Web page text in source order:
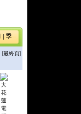
季
[最終頁]